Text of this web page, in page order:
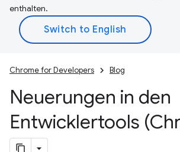
enthalten.
Chrome for Developers Blog
Neuerungen in den
Entwicklertools